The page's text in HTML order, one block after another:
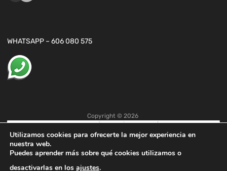
WHATSAPP – 606 080 575
Copyright © 2026
Utilizamos cookies para ofrecerte la mejor experiencia en
nuestra web.
Puedes aprender más sobre qué cookies utilizamos o
desactivarlas en los ajustes.